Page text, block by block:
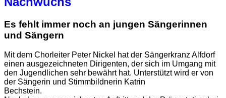
Es fehlt immer noch an jungen Sängerinnen
und Sängern
Mit dem Chorleiter Peter Nickel hat der Sängerkranz Alfdorf
einen ausgezeichneten Dirigenten, der sich im Umgang mit
den Jugendlichen sehr bewährt hat. Unterstützt wird er von
der Sängerin und Stimmbildnerin Katrin